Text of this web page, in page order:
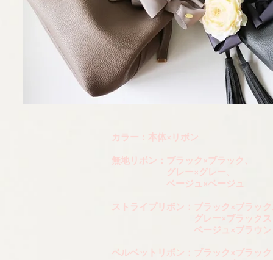
カラー：本体×リボン
無地リボン：ブラック×ブラック、
グレー×グレー、
ベージュ×ベージュ
ストライプリボン：ブラック×ブラッ
グレー×ブラックストラ
ベージュ×ブラウンスト
ベルベットリボン：ブラック×ブラッ